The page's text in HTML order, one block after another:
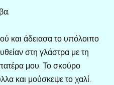
και άδειασα το υπόλοιπο
στη γλάστρα με τη
μου. Το σκούρο
και μούσκεψε το χαλί.